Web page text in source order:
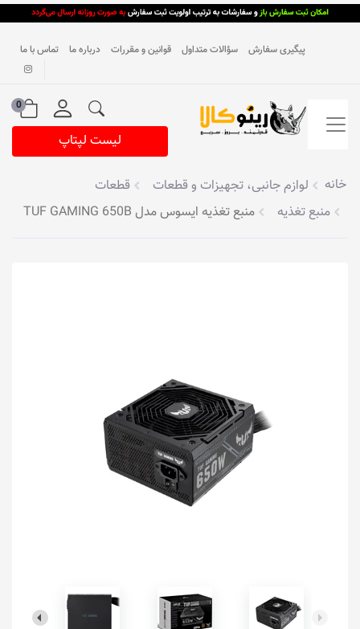
پیگیری سفارش سؤالات متداول قوانین و مقررات درباره ما تماس با ما
0
لیست لپتاپ
خانه لوازم جانبی، تجهیزات و قطعات
قطعات
منبع تغذیه
منبع تغذیه ایسوس مدل TUF GAMING 650B